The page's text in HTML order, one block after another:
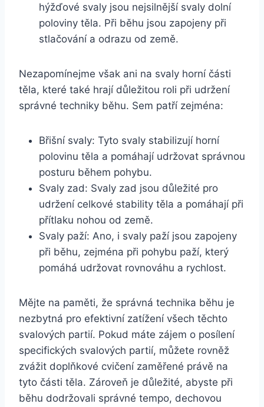
hýžďové svaly jsou nejsilnější svaly dolní
poloviny těla. Při běhu jsou zapojeny při
stlačování a odrazu od země.
Nezapomínejme však ani na svaly horní části
těla, které také hrají důležitou roli při udržení
správné techniky běhu. Sem patří zejména:
Břišní svaly: Tyto svaly stabilizují horní
polovinu těla a pomáhají udržovat správnou
posturu během pohybu.
Svaly zad: Svaly zad jsou důležité pro
udržení celkové stability těla a pomáhají při
přítlaku nohou od země.
Svaly paží: Ano, i svaly paží jsou zapojeny
při běhu, zejména při pohybu paží, který
pomáhá udržovat rovnováhu a rychlost.
Mějte na paměti, že správná technika běhu je
nezbytná pro efektivní zatížení všech těchto
svalových partií. Pokud máte zájem o posílení
specifických svalových partií, můžete rovněž
zvážit doplňkové cvičení zaměřené právě na
tyto části těla. Zároveň je důležité, abyste při
běhu dodržovali správné tempo, dechovou